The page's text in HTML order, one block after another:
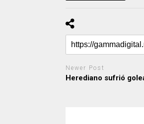
Newer Post
Herediano sufrió